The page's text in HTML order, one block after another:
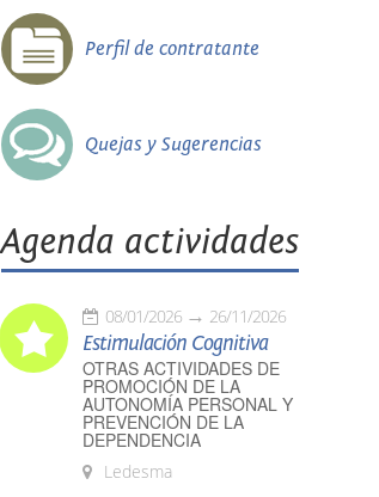
Perfil de contratante
Quejas y Sugerencias
Agenda actividades
08/01/2026 26/11/2026
Estimulación Cognitiva
OTRAS ACTIVIDADES DE
PROMOCIÓN DE LA
AUTONOMÍA PERSONAL Y
PREVENCIÓN DE LA
DEPENDENCIA
Ledesma